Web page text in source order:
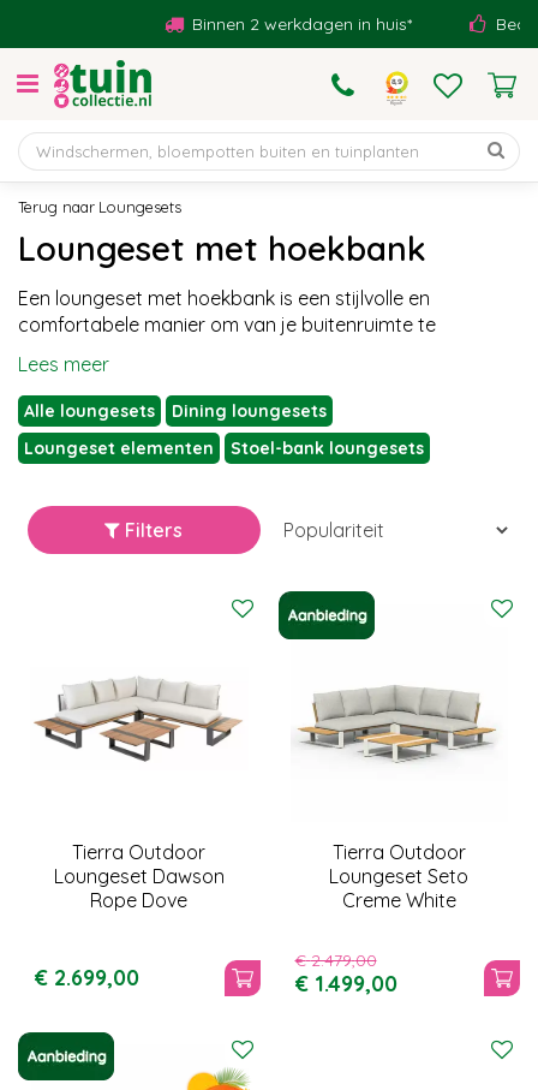
Loungesets
Binnen 2 werkdagen in huis*
Loungeset met hoekbank
Een loungeset met hoekbank is een stijlvolle en
comfortabele manier om van je buitenruimte te
Lees meer
Alle loungesets
Dining loungesets
Loungeset elementen
Stoel-bank loungesets
Filters
Tierra Outdoor
Loungeset Dawson
Rope Dove
€ 2.699,00
Tierra Outdoor
Loungeset Seto
Creme White
€ 2.479,00
€ 1.499,00